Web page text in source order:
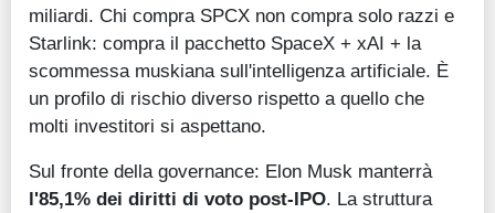
miliardi. Chi compra SPCX non compra solo razzi e
Starlink: compra il pacchetto SpaceX + xAI + la
scommessa muskiana sull'intelligenza artificiale. È
un profilo di rischio diverso rispetto a quello che
molti investitori si aspettano.
Sul fronte della governance: Elon Musk manterrà
l'85,1% dei diritti di voto post-IPO. La struttura